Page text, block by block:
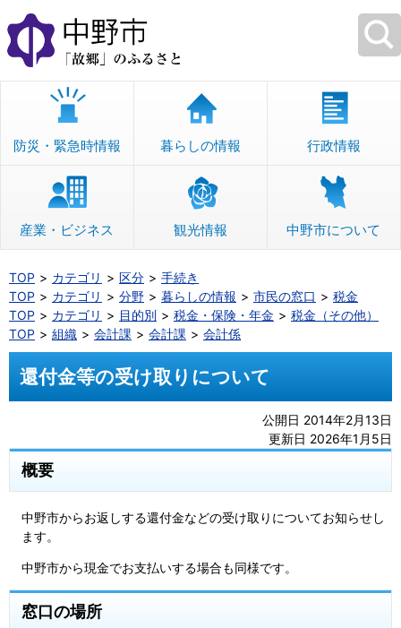
本
文
へ
移
防災・緊急時情報 暮らしの情報 行政情報
産業・ビジネス 観光情報 中野市について
TOP カテゴリ 区分
手続き
TOP
カテゴリ 分野 暮らしの情報 市民の窓口
税金
TOP
カテゴリ 目的別 税金・保険・年金
税金（その他）
TOP
組織 会計課 会計課 会計係
還付金等の受け取りについて
公開日 2014年2月13日
更新日 2026年1月5日
概要
中野市からお返しする還付金などの受け取りについてお知らせし
ます。
中野市から現金でお支払いする場合も同様です。
窓口の場所